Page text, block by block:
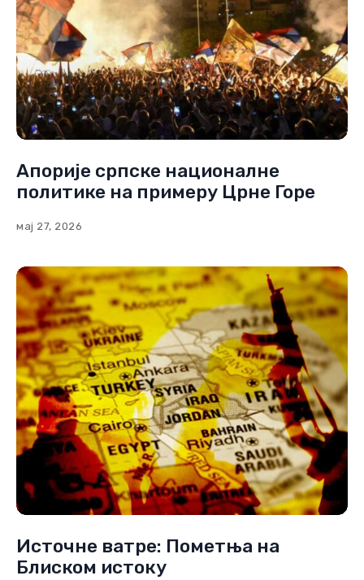
Апорије српске националне
политике на примеру Црне Горе
мај 27, 2026
Источне ватре: Пометња на
Блиском истоку